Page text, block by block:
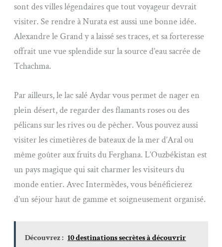
sont des villes légendaires que tout voyageur devrait
visiter. Se rendre à Nurata est aussi une bonne idée.
Alexandre le Grand y a laissé ses traces, et sa forteresse
offrait une vue splendide sur la source d’eau sacrée de
Tchachma.
Par ailleurs, le lac salé Aydar vous permet de nager en
plein désert, de regarder des flamants roses ou des
pélicans sur les rives ou de pêcher. Vous pouvez aussi
visiter les cimetières de bateaux de la mer d’Aral ou
même goûter aux fruits du Ferghana. L’Ouzbékistan est
un pays magique qui sait charmer les visiteurs du
monde entier. Avec Intermèdes, vous bénéficierez
d’un séjour haut de gamme et soigneusement organisé.
Découvrez : 10 destinations secrètes à découvrir